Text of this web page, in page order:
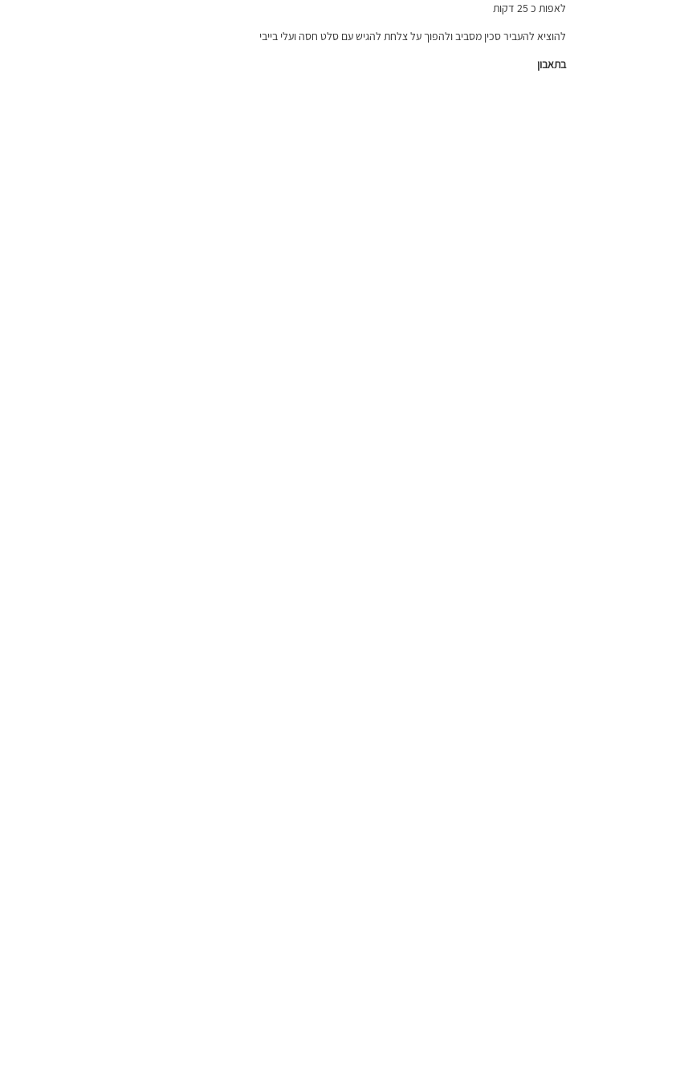
לאפות כ 25 דקות
להוציא להעביר סכין מסביב ולהפוך על צלחת להגיש עם סלט חסה ועלי בייבי
בתאבון